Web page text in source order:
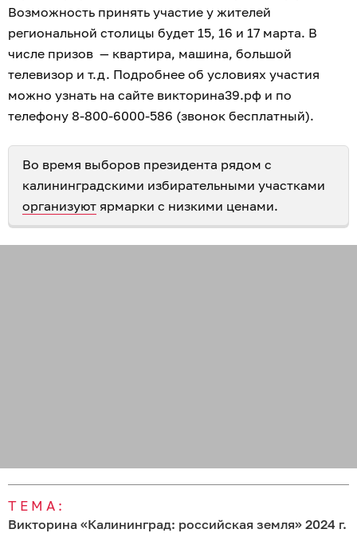
Возможность принять участие у жителей
региональной столицы будет 15, 16 и 17 марта. В
числе призов — квартира, машина, большой
телевизор и т.д. Подробнее об условиях участия
можно узнать на сайте викторина39.рф и по
телефону 8-800-6000-586 (звонок бесплатный).
Во время выборов президента рядом с
калининградскими избирательными участками
организуют ярмарки с низкими ценами.
ТЕМА:
Викторина «Калининград: российская земля» 2024 г.